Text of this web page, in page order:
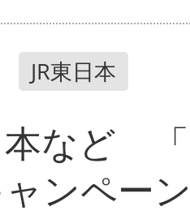
JR東日本
本など
ンペー